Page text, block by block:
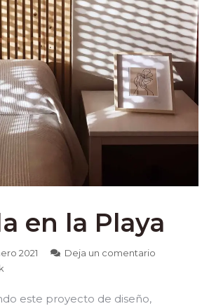
en la Playa
2021
Deja un comentario
este proyecto de diseño,